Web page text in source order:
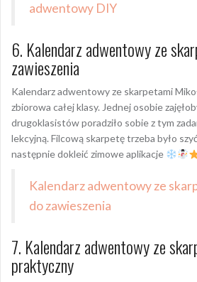
adwentowy DIY
6. Kalendarz adwentowy ze
zawieszenia
Kalendarz adwentowy ze skarpetami
zbiorowa całej klasy. Jednej osobie
drugoklasistów poradziło sobie z tym
lekcyjną. Filcową skarpetę trzeba było
następnie dokleić zimowe aplikacje
Kalendarz adwentowy ze
do zawieszenia
7. Kalendarz adwentowy ze
praktyczny